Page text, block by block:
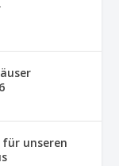
für unseren